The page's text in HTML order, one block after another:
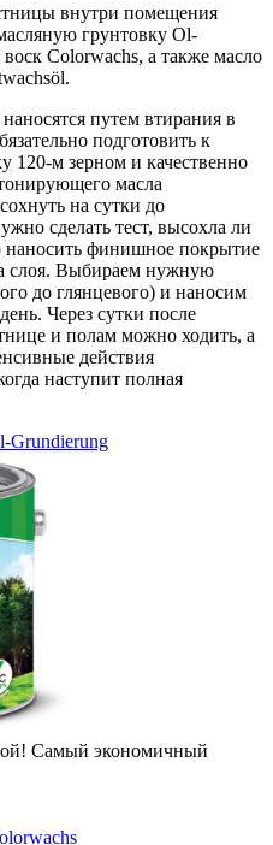
внутри помещения
грунтовку Ol-
Colorwachs, а также масло
путем втирания в
подготовить к
120-м зерном и качественно
масла
на сутки до
сделать тест, высохла ли
наносить финишное покрытие
слоя. Выбираем нужную
до глянцевого) и наносим
Через сутки после
и полам можно ходить, а
действия
наступит полная
Grundierung
Самый экономичный